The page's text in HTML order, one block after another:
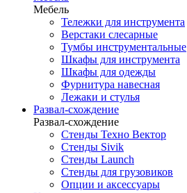
Мебель
Тележки для инструмента
Верстаки слесарные
Тумбы инструментальные
Шкафы для инструмента
Шкафы для одежды
Фурнитура навесная
Лежаки и стулья
Развал-схождение
Развал-схождение
Стенды Техно Вектор
Стенды Sivik
Стенды Launch
Стенды для грузовиков
Опции и аксессуары